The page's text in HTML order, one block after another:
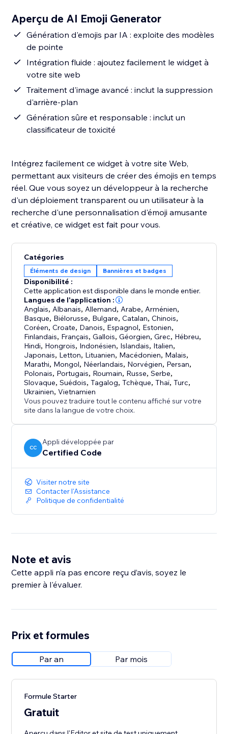
Aperçu de AI Emoji Generator
Génération d'emojis par IA : exploite des modèles
de pointe
Intégration fluide : ajoutez facilement le widget à
votre site web
Traitement d'image avancé : inclut la suppression
d'arrière-plan
Génération sûre et responsable : inclut un
classificateur de toxicité
Intégrez facilement ce widget à votre site Web,
permettant aux visiteurs de créer des émojis en temps
réel. Que vous soyez un développeur à la recherche
d'un déploiement transparent ou un utilisateur à la
recherche d'une personnalisation d'émoji amusante
et créative, ce widget est fait pour vous.
Catégories
Éléments de design Bannières et badges
Disponibilité :
Cette application est disponible dans le monde entier.
Langues de l'application :
Anglais, Albanais, Allemand, Arabe, Arménien,
Basque, Biélorusse, Bulgare,Catalan,Chinois,
Coréen,Croate, Danois, Espagnol, Estonien,
Finlandais, Français,Gallois,Géorgien,Grec, Hébreu,
Hindi, Hongrois, Indonésien, Islandais, Italien,
Japonais, Letton, Lituanien, Macédonien, Malais,
Marathi, Mongol, Néerlandais, Norvégien, Persan,
Polonais, Portugais, Roumain, Russe,Serbe,
Slovaque,Suédois,Tagalog,Tchèque,Thaï,Turc,
Ukrainien,Vietnamien
Vous pouvez traduire tout le contenu affiché sur votre
site dans la langue de votre choix.
CC
Appli développée par
Certified Code
Visiter notre site
Contacter l'Assistance
Politique de confidentialité
Note et avis
Cette appli n’a pas encore reçu d’avis, soyez le
premier à l'évaluer.
Prix et formules
Par an Par mois
Formule Starter
Gratuit